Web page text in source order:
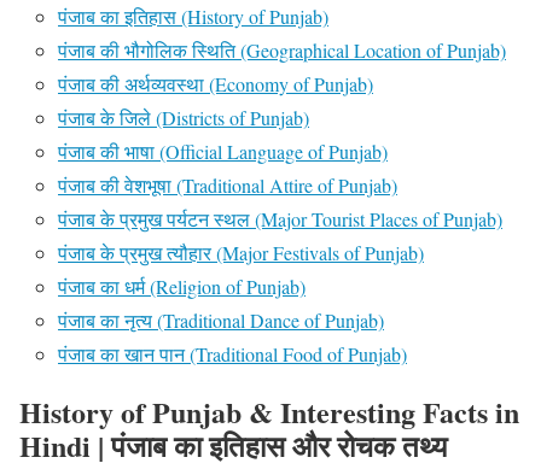
पंजाब का इतिहास (History of Punjab)
पंजाब की भौगोलिक स्थिति (Geographical Location of Punjab)
पंजाब की अर्थव्यवस्था (Economy of Punjab)
पंजाब के जिले (Districts of Punjab)
पंजाब की भाषा (Official Language of Punjab)
पंजाब की वेशभूषा (Traditional Attire of Punjab)
पंजाब के प्रमुख पर्यटन स्थल (Major Tourist Places of Punjab)
पंजाब के प्रमुख त्यौहार (Major Festivals of Punjab)
पंजाब का धर्म (Religion of Punjab)
पंजाब का नृत्य (Traditional Dance of Punjab)
पंजाब का खान पान (Traditional Food of Punjab)
History of Punjab & Interesting Facts in
Hindi | पंजाब का इतिहास और रोचक तथ्य